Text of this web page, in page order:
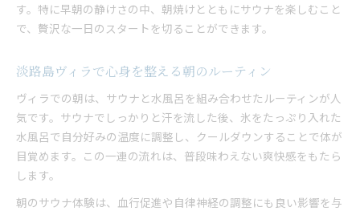
す。特に早朝の静けさの中、朝焼けとともにサウナを楽しむこと
で、贅沢な一日のスタートを切ることができます。
淡路島ヴィラで心身を整える朝のルーティン
ヴィラでの朝は、サウナと水風呂を組み合わせたルーティンが人
気です。サウナでしっかりと汗を流した後、氷をたっぷり入れた
水風呂で自分好みの温度に調整し、クールダウンすることで体が
目覚めます。この一連の流れは、普段味わえない爽快感をもたら
します。
朝のサウナ体験は、血行促進や自律神経の調整にも良い影響を与